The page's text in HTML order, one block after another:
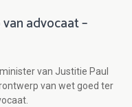
advocaat –
van Justitie Paul
van wet goed ter